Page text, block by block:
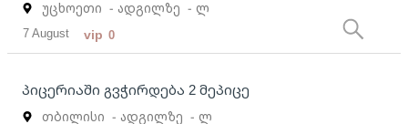
უცხოეთი - ადგილზე - ლ
7 August vip 0
პიცერიაში გვჭირდება 2 მეპიცე
თბილისი - ადგილზე - ლ